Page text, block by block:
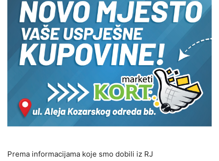
Prema informacijama koje smo dobili iz RJ